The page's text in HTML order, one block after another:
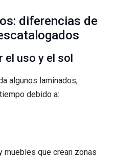
diferencias de
uso y el sol
algunos laminados,
debido a:
muebles que crean zonas